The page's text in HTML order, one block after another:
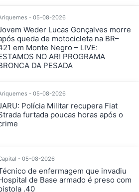
- 05-08-2026
Weder Lucas Gonçalves morre
queda de motocicleta na BR–
em Monte Negro – LIVE:
NO AR! PROGRAMA
DA PESADA
- 05-08-2026
Polícia Militar recupera Fiat
furtada poucas horas após o
- 05-08-2026
de enfermagem que invadiu
de Base armado é preso com
.40